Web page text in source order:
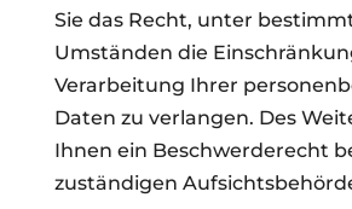
Sie das Recht, unter
Umständen die
Verarbeitung Ihrer
Daten zu verlangen. Des
Ihnen ein Beschwerderecht
zuständigen